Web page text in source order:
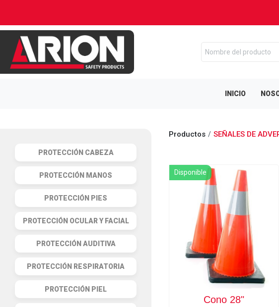
INICIO
PROTECCIÓN CABEZA
PROTECCIÓN MANOS
PROTECCIÓN PIES
PROTECCIÓN OCULAR Y FACIAL
PROTECCIÓN AUDITIVA
PROTECCIÓN RESPIRATORIA
PROTECCIÓN PIEL
Productos SEÑALES DE
Disponible
Cono 28"